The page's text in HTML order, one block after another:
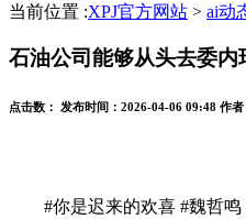
当前位置 :XPJ官方网站 > ai动
石油公司能够从头去委内
点击数： 发布时间： 2026-04-06 09:48 作者
#你是迟来的欢喜 #魏哲鸣